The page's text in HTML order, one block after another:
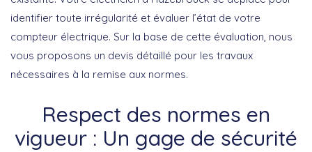
identifier toute irrégularité et évaluer l’état de votre
compteur électrique. Sur la base de cette évaluation, nous
vous proposons un devis détaillé pour les travaux
nécessaires à la remise aux normes.
Respect des normes en
vigueur : Un gage de sécurité